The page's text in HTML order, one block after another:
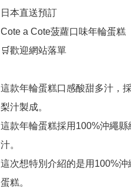
日本直送預訂
Cote a Cote菠蘿口味年輪蛋糕
🛒歡迎網站落單
這款年輪蛋糕口感酸甜多汁，
梨汁製成。
這款年輪蛋糕採用100%沖繩
汁。
這次想特別介紹的是用100%
蛋糕。